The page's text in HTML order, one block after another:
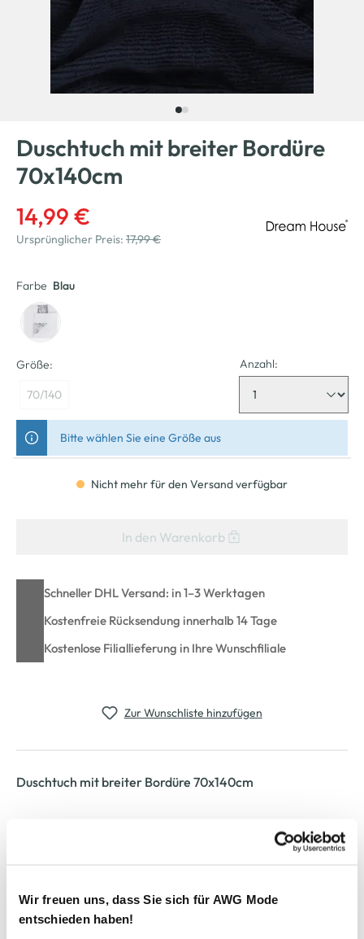
Wir freuen uns, dass Sie sich für AWG Mode
entschieden haben!
Duschtuch mit breiter Bordüre
70x140cm
14,99 €
Ursprünglicher Preis: 17,99 €
Farbe Blau
Größe:
70/140
Anzahl:
Bitte wählen Sie eine Größe aus
Nicht mehr für den Versand verfügbar
In den Warenkorb
Schneller DHL Versand: in 1–3 Werktagen
Kostenfreie Rücksendung innerhalb 14 Tage
Kostenlose Filiallieferung in Ihre Wunschfiliale
Zur Wunschliste hinzufügen
Duschtuch mit breiter Bordüre 70x140cm
Maße: 70x140cm
schaffen Sie ein tolles Ambiente mit Wohlfühlcharacter